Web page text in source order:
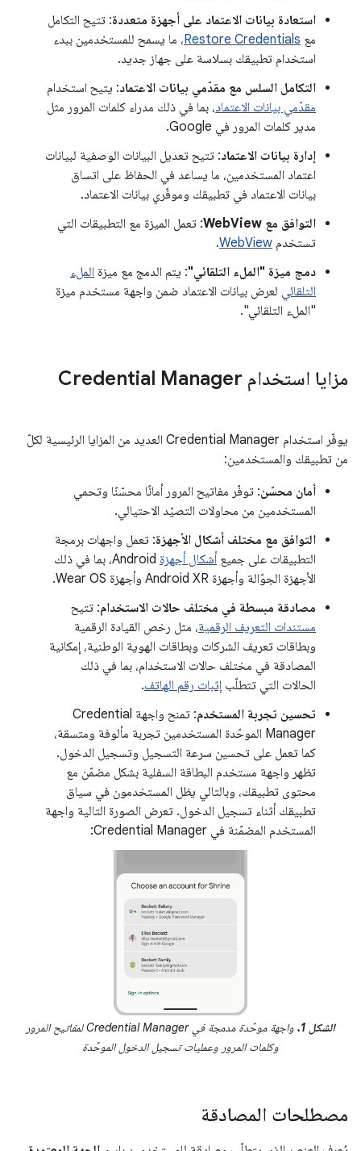
استعادة بيانات الاعتماد على أجهزة متعددة: تتيح التكامل
مع Restore Credentials، ما يسمح للمستخدمين ببدء
استخدام تطبيقك بسلاسة على جهاز جديد.
التكامل السلس مع مقدّمي بيانات الاعتماد: يتيح استخدام
مقدّمي بيانات الاعتماد، بما في ذلك مدراء كلمات المرور مثل
مدير كلمات المرور في Google.
إدارة بيانات الاعتماد: تتيح تعديل البيانات الوصفية لبيانات
اعتماد المستخدمين، ما يساعد في الحفاظ على اتساق
بيانات الاعتماد في تطبيقك وموفّري بيانات الاعتماد.
التوافق مع WebView
: تعمل الميزة مع التطبيقات التي
تستخدم WebView
.
دمج ميزة "الملء التلقائي": يتم الدمج مع ميزة الملء
التلقائي لعرض بيانات الاعتماد ضمن واجهة مستخدم ميزة
"الملء التلقائي".
مزايا استخدام Credential Manager
يوفّر استخدام Credential Manager العديد من المزايا الرئيسية لكلّ
من تطبيقك والمستخدمين:
أمان محسّن: توفّر مفاتيح المرور أمانًا محسّنًا وتحمي
المستخدمين من محاولات التصيّد الاحتيالي.
التوافق مع مختلف أشكال الأجهزة: تعمل واجهات برمجة
التطبيقات على جميع أشكال أجهزة
Android، بما في ذلك
الأجهزة الجوّالة وأجهزة Android XR وأجهزة Wear OS.
مصادقة مبسطة في مختلف حالات الاستخدام: تتيح
مستندات التعريف الرقمية، مثل رخص القيادة الرقمية
وبطاقات تعريف الشركات وبطاقات الهوية الوطنية، إمكانية
المصادقة في مختلف حالات الاستخدام، بما في ذلك
الحالات التي تتطلّب إثبات رقم الهاتف.
تحسين تجربة المستخدم
: تمنح واجهة Credential
Manager الموحّدة المستخدمين تجربة مألوفة ومتسقة،
كما تعمل على تحسين سرعة التسجيل وتسجيل الدخول.
تظهر واجهة مستخدم البطاقة السفلية بشكل مضمّن مع
محتوى تطبيقك، وبالتالي يظل المستخدمون في سياق
تطبيقك أثناء تسجيل الدخول. تعرض الصورة التالية واجهة
المستخدم المضمّنة في Credential Manager:
الشكل 1.
واجهة موحَّدة مدمجة في Credential Manager لمفاتيح المرور
وكلمات المرور وعمليات تسجيل الدخول الموحَّدة
مصطلحات المصادقة